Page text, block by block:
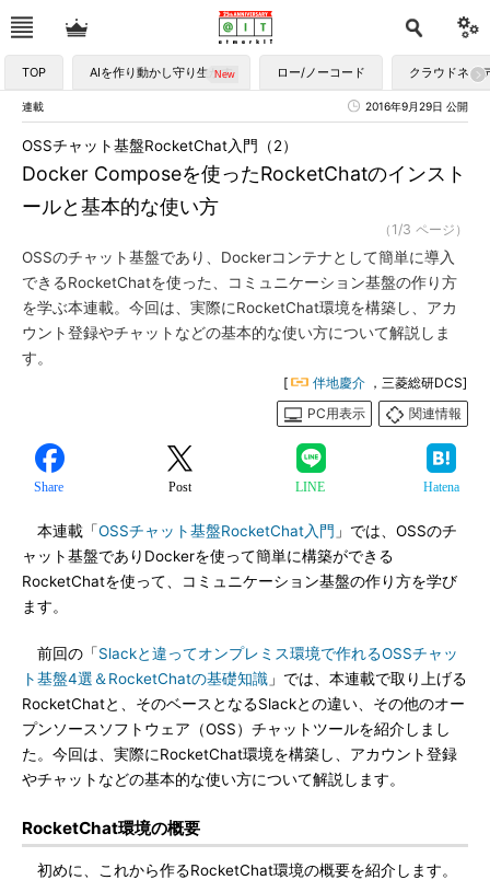
TOP AIを作り動かし守り生かす ロー/ノーコード クラウドネイ
連載 2016年9月29日 公開
Docker Composeを使ったRocketChatのインスト
ールと基本的な使い方
OSSチャット基盤RocketChat入門（2）
（1/3 ページ）
OSSのチャット基盤であり、Dockerコンテナとして簡単に導入
できるRocketChatを使った、コミュニケーション基盤の作り方
を学ぶ本連載。今回は、実際にRocketChat環境を構築し、アカ
ウント登録やチャットなどの基本的な使い方について解説しま
す。
[ 伴地慶介 ，三菱総研DCS]
PC用表示
関連情報
Share Post LINE Hatena
本連載「OSSチャット基盤RocketChat入門 」では、OSSのチ
ャット基盤でありDockerを使って簡単に構築ができる
RocketChatを使って、コミュニケーション基盤の作り方を学び
ます。
前回の「Slackと違ってオンプレミス環境で作れるOSSチャッ
ト基盤4選＆RocketChatの基礎知識 」では、本連載で取り上げる
RocketChatと、そのベースとなるSlackとの違い、その他のオー
プンソースソフトウェア（OSS）チャットツールを紹介しまし
た。今回は、実際にRocketChat環境を構築し、アカウント登録
やチャットなどの基本的な使い方について解説します。
RocketChat環境の概要
初めに、これから作るRocketChat環境の概要を紹介します。